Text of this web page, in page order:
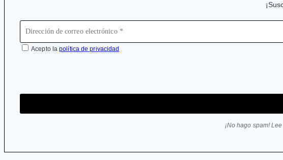
Acepto lapolítica de privacidad
¡No hago spam!